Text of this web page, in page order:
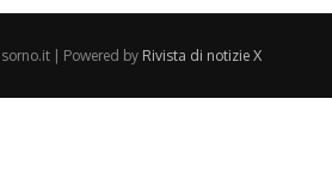
| Powered by Rivista di notizie X